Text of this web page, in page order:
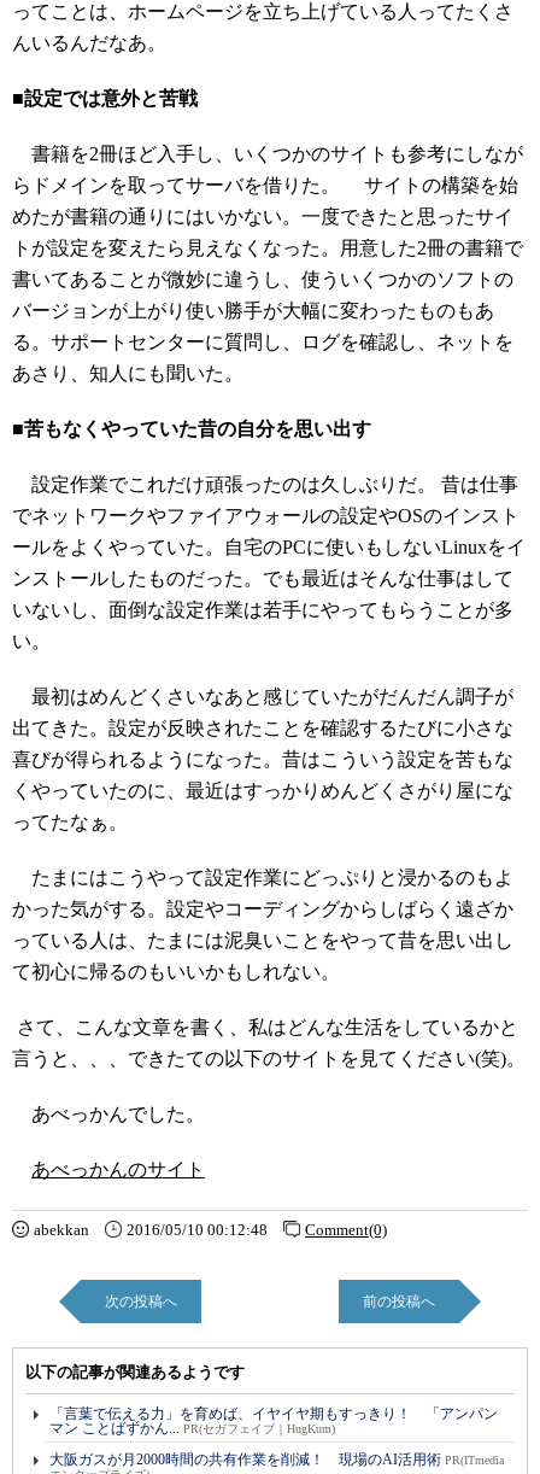
ってことは、ホームページを立ち上げている人ってたくさ
んいるんだなあ。
■設定では意外と苦戦
書籍を2冊ほど入手し、いくつかのサイトも参考にしなが
らドメインを取ってサーバを借りた。 サイトの構築を始
めたが書籍の通りにはいかない。一度できたと思ったサイ
トが設定を変えたら見えなくなった。用意した2冊の書籍で
書いてあることが微妙に違うし、使ういくつかのソフトの
バージョンが上がり使い勝手が大幅に変わったものもあ
る。サポートセンターに質問し、ログを確認し、ネットを
あさり、知人にも聞いた。
■苦もなくやっていた昔の自分を思い出す
設定作業でこれだけ頑張ったのは久しぶりだ。 昔は仕事
でネットワークやファイアウォールの設定やOSのインスト
ールをよくやっていた。自宅のPCに使いもしないLinuxをイ
ンストールしたものだった。でも最近はそんな仕事はして
いないし、面倒な設定作業は若手にやってもらうことが多
い。
最初はめんどくさいなあと感じていたがだんだん調子が
出てきた。設定が反映されたことを確認するたびに小さな
喜びが得られるようになった。昔はこういう設定を苦もな
くやっていたのに、最近はすっかりめんどくさがり屋にな
ってたなぁ。
たまにはこうやって設定作業にどっぷりと浸かるのもよ
かった気がする。設定やコーディングからしばらく遠ざか
っている人は、たまには泥臭いことをやって昔を思い出し
て初心に帰るのもいいかもしれない。
さて、こんな文章を書く、私はどんな生活をしているかと
言うと、、、できたての以下のサイトを見てください(笑)。
あべっかんでした。
あべっかんのサイト
abekkan 2016/05/10 00:12:48 Comment(0)
次の投稿へ 前の投稿へ
以下の記事が関連あるようです
「言葉で伝える力」を育めば、イヤイヤ期もすっきり！ 「アンパン
マン ことばずかん... PR(セガフェイブ｜HugKum)
大阪ガスが月2000時間の共有作業を削減！ 現場のAI活用術 PR(ITmedia